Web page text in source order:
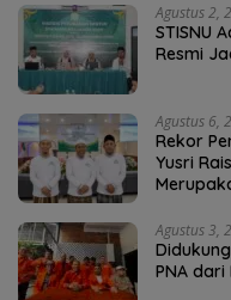
Agustus 2,
STISNU
Resmi
Agustus 6,
Rekor
Yusri
Agustus 3,
PNA dari